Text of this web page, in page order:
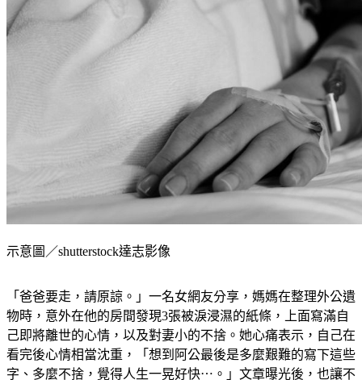
示意圖／shutterstock達志影像
「爸爸要走，請原諒。」一名女網友分享，媽媽在整理外公遺
物時，意外在他的房間發現3張被淚浸濕的紙條，上面寫滿自
己即將離世的心情，以及對妻小的不捨。她心痛表示，自己在
看完後心情相當沈重，「想到阿公最後是多麼艱難的寫下這些
字、多麼不捨，覺得人生一晃好快⋯。」文章曝光後，也讓不